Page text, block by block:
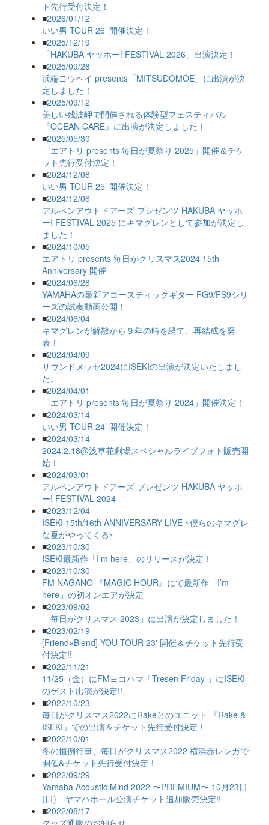
ト先行受付決定！
■2026/01/12
いい男 TOUR 26’ 開催決定！
■2025/12/19
「HAKUBA ヤッホー! FESTIVAL 2026」出演決定！
■2025/09/28
浜端ヨウヘイ presents「MITSUDOMOE」に出演が決
定しました！
■2025/09/12
美しい残波岬で開催される体験型フェスティバル
『OCEAN CARE』に出演が決定しました！
■2025/05/30
「エアトリ presents 毎日が夏祭り 2025」開催＆チケ
ット先行受付決定！
■2024/12/08
いい男 TOUR 25’ 開催決定！
■2024/12/06
アルペンアウトドアーズ プレゼンツ HAKUBA ヤッホ
ー! FESTIVAL 2025 にキマグレンとして参加が決定し
ました！
■2024/10/05
エアトリ presents 毎日がクリスマス2024 15th
Anniversary 開催
■2024/06/28
YAMAHAの最新アコースティックギター FG9/FS9シリ
ーズの試奏動画公開！
■2024/06/04
キマグレンが解散から９年の時を経て、再結成を発
表！
■2024/04/09
サウンドメッセ2024にISEKIの出演が決定いたしまし
た。
■2024/04/01
「エアトリ presents 毎日が夏祭り 2024」開催決定！
■2024/03/14
いい男 TOUR 24’ 開催決定！
■2024/03/14
2024.2.18@浅草花劇場スペシャルライブフォト販売開
始！
■2024/03/01
アルペンアウトドアーズ プレゼンツ HAKUBA ヤッホ
ー! FESTIVAL 2024
■2023/12/04
ISEKI 15th/16th ANNIVERSARY LIVE ~僕らのキマグレ
な夏がやってくる~
■2023/10/30
ISEKI最新作「I’m here」のリリースが決定！
■2023/10/30
FM NAGANO 『MAGIC HOUR』にて最新作「I’m
here」の初オンエアが決定
■2023/09/02
「毎日がクリスマス 2023」に出演が決定しました！
■2023/02/19
[Friend×Blend] YOU TOUR 23′ 開催＆チケット先行受
付決定!!
■2022/11/21
11/25（金）にFMヨコハマ「Tresen Friday 」にISEKI
のゲスト出演が決定!!
■2022/10/23
毎日がクリスマス2022にRakeとのユニット 『Rake &
ISEKI』での出演＆チケット先行受付決定！
■2022/10/01
冬の恒例行事、毎日がクリスマス2022 横浜赤レンガで
開催&チケット先行受付決定！
■2022/09/29
Yamaha Acoustic Mind 2022 〜PREMIUM〜 10月23日
(日) ヤマハホール公演チケット追加販売決定!!
■2022/08/17
グッズ通販のお知らせ